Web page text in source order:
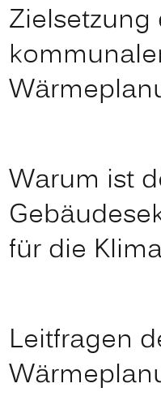
Zielsetzung
Warum ist
für die
Leitfragen